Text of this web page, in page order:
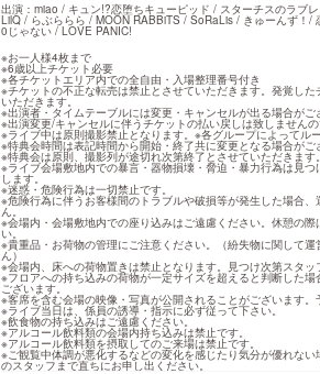
出演：miao / キュン!?恋堕ちキューピッド / スターチスのラブ
LilQ / らぶららら / MOON RABBiTS / SoRaLis / きゅーんず！/
0じゃない / LOVE PANIC!
※お一人様4枚まで
※6歳以上チケット必要
※各チケットエリア内での全自由・入場整理番号付き
※チケットの不正な転売は禁止とさせていただきます。発覚し
いただきます。
※出演者・タイムテーブルには変更・キャンセルが出る場合がご
※出演変更/キャンセルに伴うチケットの払い戻しは致しませんの
※ライブ中は原則撮影禁止となります。※各グループによってル
※特典会時間は表記時間から開始・終了共に変更となる場合がご
※特典会は原則、撮影列が途切れ次第終了とさせていただきます
※ライブ会場敷地内での暴言・器物損壊・脅迫・暴力行為は見
します。
※迷惑・危険行為は一切禁止です。
※危険行為に伴うお客様間のトラブルや破損等が発生した場合
ん。
※会場内・会場敷地内での座り込みはご遠慮ください。休憩の際
い。
※貴重品・お荷物の管理にご注意ください。（紛失物に関して
ん）
※会場内、床への荷物置きは禁止となります。見つけ次第スタッ
※フロアへの持ち込みの荷物が一定サイズを超えると判断した
ございます。
※客席を含む会場の映像・写真が公開されることがございます。
※ライブ当日は、係員の誘導・指示に必ず従って下さい。
※飲食物の持ち込みはご遠慮ください。
※アルコール飲料類の会場内持ち込みは禁止です。
※アルコール飲料類を摂取してのご来場は禁止です。
※ご観覧中体調が悪化するなどの変化を感じたり気分が優れない
のスタッフまで直ちにお申し出ください。